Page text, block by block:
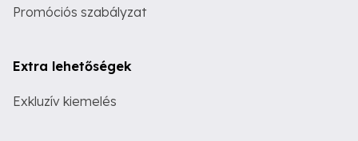
Promóciós szabályzat
Extra lehetőségek
Exkluzív kiemelés